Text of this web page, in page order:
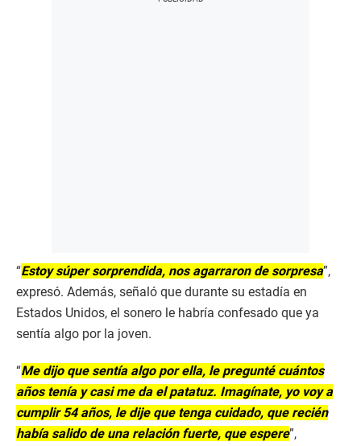
“Estoy súper sorprendida, nos agarraron de sorpresa”,
expresó. Además, señaló que durante su estadía en
Estados Unidos, el sonero le habría confesado que ya
sentía algo por la joven.
“Me dijo que sentía algo por ella, le pregunté cuántos
años tenía y casi me da el patatuz. Imagínate, yo voy a
cumplir 54 años, le dije que tenga cuidado, que recién
había salido de una relación fuerte, que espere”,